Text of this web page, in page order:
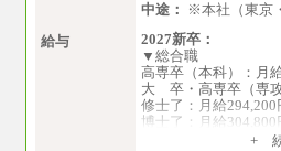
中途：
※本社（東京
給与
2027新卒：
▼総合職
高専卒（本科）：月
大 卒・高専卒（専
修士了：月給294,200
博士了：月給304,800
+